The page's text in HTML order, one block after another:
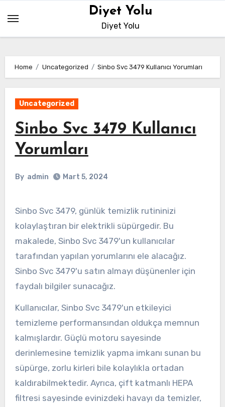
content
Diyet Yolu
Diyet Yolu
Home Uncategorized Sinbo Svc 3479 Kullanıcı Yorumları
Uncategorized
Sinbo Svc 3479 Kullanıcı
Yorumları
By admin Mart 5, 2024
Sinbo Svc 3479, günlük temizlik rutininizi
kolaylaştıran bir elektrikli süpürgedir. Bu
makalede, Sinbo Svc 3479'un kullanıcılar
tarafından yapılan yorumlarını ele alacağız.
Sinbo Svc 3479'u satın almayı düşünenler için
faydalı bilgiler sunacağız.
Kullanıcılar, Sinbo Svc 3479'un etkileyici
temizleme performansından oldukça memnun
kalmışlardır. Güçlü motoru sayesinde
derinlemesine temizlik yapma imkanı sunan bu
süpürge, zorlu kirleri bile kolaylıkla ortadan
kaldırabilmektedir. Ayrıca, çift katmanlı HEPA
filtresi sayesinde evinizdeki havayı da temizler,